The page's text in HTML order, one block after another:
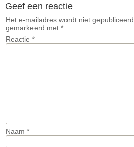
Geef een reactie
Het e-mailadres wordt niet gepubliceerd.
gemarkeerd met *
Reactie *
Naam *